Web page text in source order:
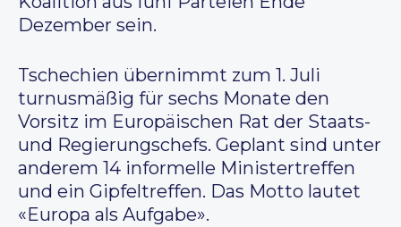
Dezember sein.
Tschechien übernimmt zum 1. Juli
turnusmäßig für sechs Monate den
Vorsitz im Europäischen Rat der Staats-
und Regierungschefs. Geplant sind unter
anderem 14 informelle Ministertreffen
und ein Gipfeltreffen. Das Motto lautet
«Europa als Aufgabe».